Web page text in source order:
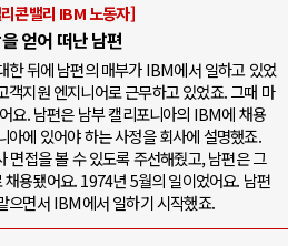
콘밸리 IBM 노동자]
얻어 떠난 남편
한 뒤에 남편의 매부가 IBM에서 일하고 있었
객지원 엔지니어로 근무하고 있었죠. 그때 마
요. 남편은 남부 캘리포니아의 IBM에 채용
아에 있어야 하는 사정을 회사에 설명했죠.
면접을 볼 수 있도록 주선해줬고, 남편은 그
용됐어요. 1974년 5월의 일이었어요. 남편
으면서 IBM에서 일하기 시작했죠.